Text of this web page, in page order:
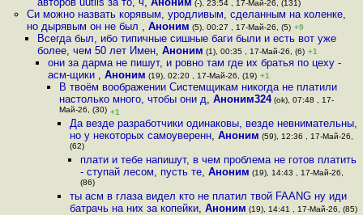
(-), 23:54 , 17-Май-26, (131)
Си можно назвать корявым, уродливым, сделанным на коленке,
но дырявым он не был , Аноним (5), 00:27 , 17-Май-26, (5) +9
Всегда был, ибо типичные сишные баги были и есть вот уже
более, чем 50 лет Имен, Аноним (1), 00:35 , 17-Май-26, (6) +1
они за дарма не пишут, и ровно там где их братья по цеху -
асм-щики ,Аноним (19), 02:20 , 17-Май-26, (19) +1
В твоём воображении Системщикам никогда не платили
настолько много, чтобы они д, Аноним324(ok), 07:48 , 17-
Май-26, (30) +1
Да везде разработчики одинаковы, везде невнимательны,
но у некоторых самоуверенн, Аноним (59), 12:36 , 17-Май-26,
(62)
плати и тебе напишут, в чем проблема не готов платить
- ступай лесом, пусть те,Аноним (19), 14:43 , 17-Май-26,
(86)
ты асм в глаза видел кто не платил твой FAANG ну иди
батрачь на них за копейки, Аноним (19), 14:41 , 17-Май-26, (85)